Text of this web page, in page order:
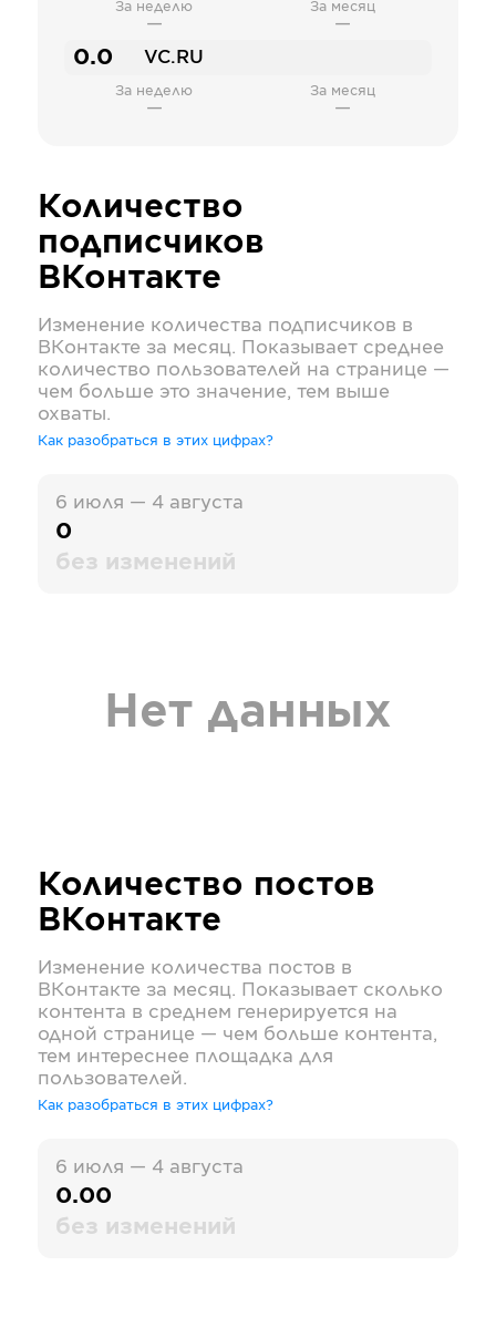
За неделю
—
За месяц
—
0.0 VC.RU
За неделю
—
За месяц
—
Количество
подписчиков
ВКонтакте
Изменение количества подписчиков в
ВКонтакте за месяц. Показывает среднее
количество пользователей на странице —
чем больше это значение, тем выше
охваты.
Как разобраться в этих цифрах?
6 июля — 4 августа
0
без изменений
Нет данных
Количество постов
ВКонтакте
Изменение количества постов в
ВКонтакте за месяц. Показывает сколько
контента в среднем генерируется на
одной странице — чем больше контента,
тем интереснее площадка для
пользователей.
Как разобраться в этих цифрах?
6 июля — 4 августа
0.00
без изменений